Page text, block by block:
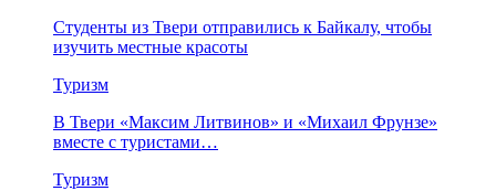
Студенты из Твери отправились к Байкалу, чтобы
изучить местные красоты
Туризм
В Твери «Максим Литвинов» и «Михаил Фрунзе»
вместе с туристами…
Туризм